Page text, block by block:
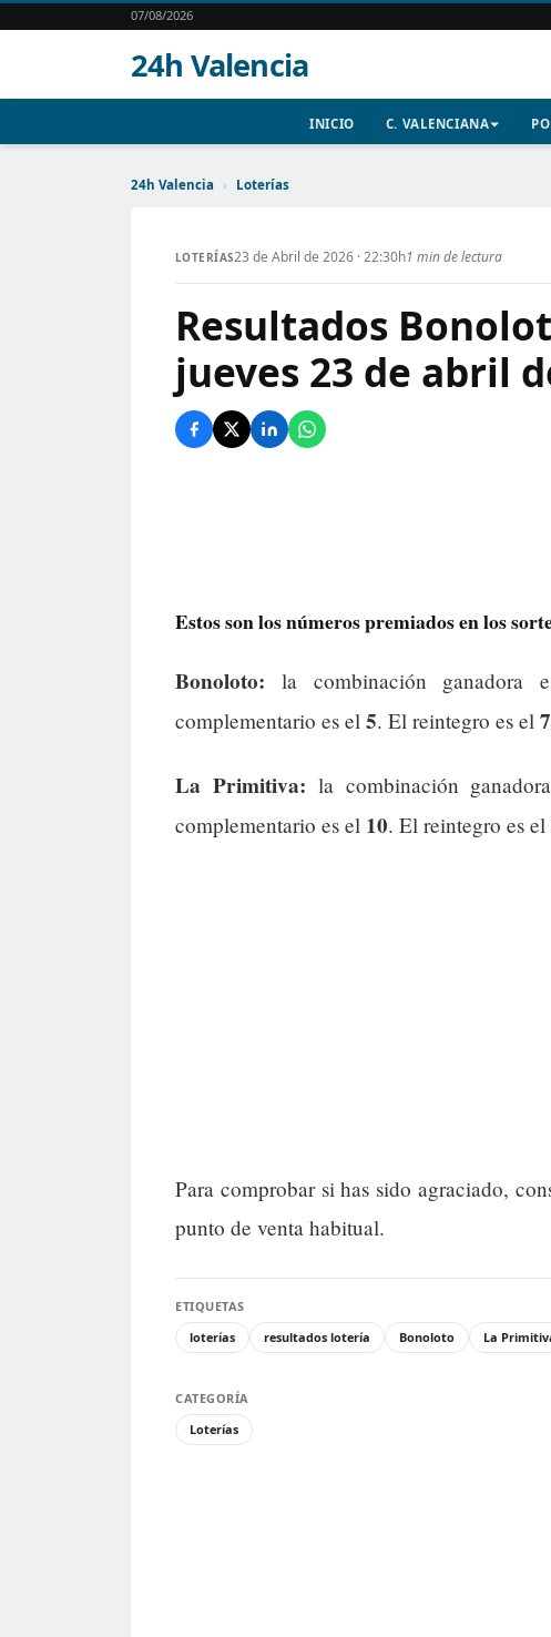
07/08/2026
24h Valencia
INICIO C. VALENCIANA
24h Valencia › Loterías
LOTERÍAS23 de Abril de 2026 · 22:30h1 min de lectura
Resultados
jueves 23 de abril
Estos son los números premiados en los
Bonoloto: la combinación ganadora
complementario es el 5. El reintegro es el 7
La Primitiva: la combinación
complementario es el 10. El reintegro es el
Para comprobar si has sido agraciado,
punto de venta habitual.
ETIQUETAS
loterías
resultados lotería Bonoloto La
CATEGORÍA
Loterías